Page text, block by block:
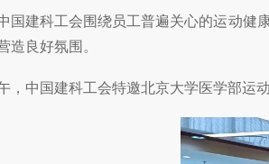
国建科工会围绕员工普遍关心的运动健
造良好氛围。
，中国建科工会特邀北京大学医学部运